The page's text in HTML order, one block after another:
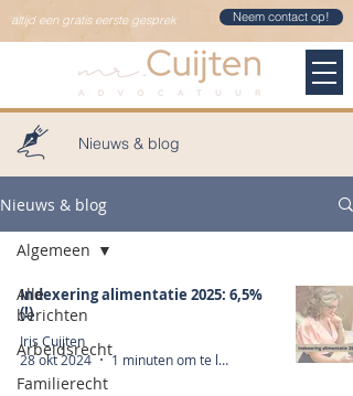
Neem contact op!
altijd een gratis eerste gesprek
Nieuws & blog
Nieuws & blog
Alle
berichten
Arbeidsrecht
Familierecht
Algemeen
Indexering alimentatie 2025: 6,5%
(!)
Iris Cuijten
28 okt 2024
1 minuten om te lezen